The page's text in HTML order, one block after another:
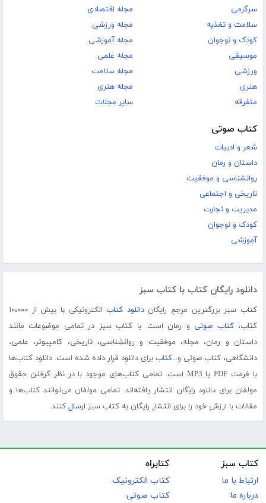
سرگرمی
سلامت و تغذیه
کودک و نوجوان
موسیقی
ورزشی
هنری
متفرقه
مجله اقتصادی
مجله ورزشی
مجله آموزشی
مجله علمی
مجله سلامت
مجله هنری
سایر مجلات
کتاب صوتی
شعر و ادبیات
داستان و رمان
روانشناسی و موفقیت
تاریخی و اجتماعی
مدیریت و تجارت
کودک و نوجوان
آموزشی
دانلود رایگان کتاب با کتاب سبز
کتاب سبز بزرگترین مرجع رایگاندانلود کتاب
الکترونیکی با بیش از ۱۰،۰۰۰
کتاب،کتاب صوتی و رمان است. با کتاب سبز در تمامی موضوعات مانند
داستان و رمان، مجله، موفقیت و روانشناسی، تاریخی، کامپیوتر، علمی،
دانشگاهی، کتاب صوتی و...کتاب برای دانلود قرار داده شده است. دانلود کتاب‌ها
با فرمت PDF یا MP3 است. تمامی کتاب‌های موجود با در نظر گرفتن حقوق
مولفان برای دانلود رایگان انتشار یافته‌اند. تمامی مولفان می‌توانند کتاب‌ها و
مقالات با ارزش خود را برای انتشار رایگان به کتاب سبز ارسال کنند.
کتاب سبز
ارتباط با ما
درباره ما
کتابراه
کتاب الکترونیک
کتاب صوتی